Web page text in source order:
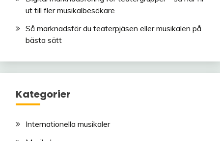
ut till fler musikalbesökare
Så marknadsför du teaterpjäsen eller musikalen på
bästa sätt
Kategorier
Internationella musikaler